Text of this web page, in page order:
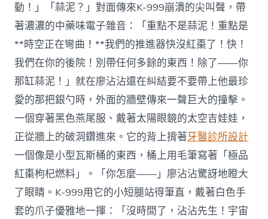
動！」「蒜泥？」對面傳來K-999崩潰的尖叫聲，帶
著濃濃的中藥味電子雜音：「重點不是蒜泥！重點是
**時空正在彎曲！**我們的推進器快沒紅棗了！快！
我們在你的後院！別帶任何多餘的東西！除了——你
那缸蒜泥！」就在廖沾沾還在糾結要不要帶上他最珍
愛的那把銀勺時，外面的牆壁傳來一聲巨大的撞擊。
一個穿著黑色燕尾服、戴著太陽眼鏡的太空吉娃娃，
正從牆上的破洞鑽進來。它的背上揹著牙醫診所設計
一個像是小型瓦斯桶的東西，桶上用毛筆寫著「極品
紅棗枸杞燃料」。「你怎麼——」廖沾沾驚訝地瞪大
了眼睛。K-999用它的小短腿站得筆直，戴著白色手
套的爪子優雅地一揮：「沒時間了，沾沾先生！宇宙